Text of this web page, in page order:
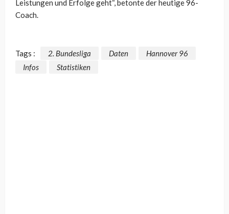
Leistungen und Erfolge geht“, betonte der heutige 96-
Coach.
Tags : 2. Bundesliga Daten
Hannover 96
Infos
Statistiken